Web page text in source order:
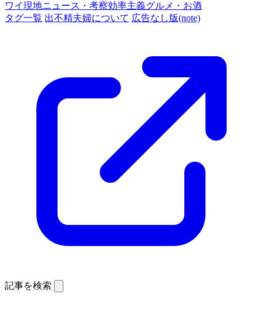
ワイ現地ニュース・考察効率主義グルメ・お酒
タグ一覧 出不精夫婦について 広告なし版(note)
記事を検索